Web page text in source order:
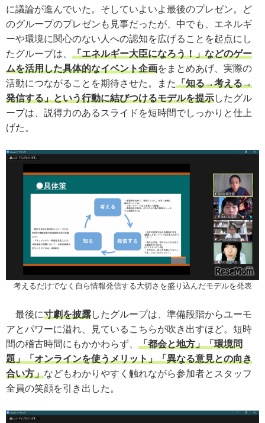
に議論が進んでいた。そしていよいよ最後のプレゼン。ど
のグループのプレゼンも見事だったが、中でも、エネルギ
ーや環境に関心のない人への認知を広げることを起点にし
たグループは、 「エネルギー大臣になろう！」などのゲー
ムを活用した具体的なイベント企画をまとめあげ、実際の
活動につながることを期待させた。また「知る→考える→
発信する」という行動に結びつけるモデルを提示したグル
ープは、説得力のあるスライドを短時間でしっかりと仕上
げた。
考えるだけでなく自ら情報発信する大切さを盛り込んだモデルを発表
最後に寸劇を披露したグループは、準備段階からユーモ
アとパワーに溢れ、見ているこちらが吹き出すほど。短時
間の稽古時間にもかかわらず、 「都会と地方」「環境問
題」「オンラインを使うメリット」「異なる意見との向き
合い方」などもわかりやすく触れながら参加者とスタッフ
全員の笑顔を引き出した。